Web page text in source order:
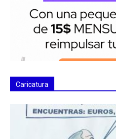
Caricatura